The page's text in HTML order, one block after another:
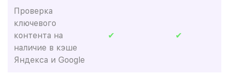
Проверка
ключевого
контента на
наличие в кэше
Яндекса и Google
✔ ✔